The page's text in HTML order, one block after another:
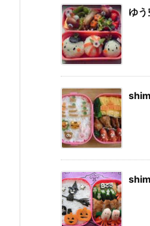
ゆ
こ
ち
ち